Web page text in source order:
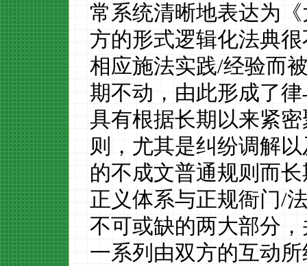
常系统清晰地表达为
方的形式逻辑化法典
相应施法实践/经验而
期不动，由此形成了
具有根据长期以来紧
则，尤其是纠纷调解
的不成文普通规则而
正义体系与正规衙门/
不可或缺的两大部分
一系列由双方的互动